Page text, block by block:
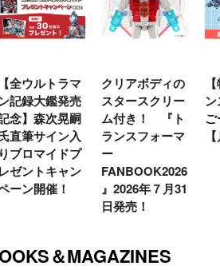
【全ウルトラマ
記録大鑑発売
念】森次晃嗣
直筆サイン入
りブロマイドプ
レゼントキャン
ーン開催！
クリアボディの
スタースクリー
ム付き！ 『ト
ランスフォーマ
ー
FANBOOK2026
』2026年７月31
日発売！
＆MAGAZINES